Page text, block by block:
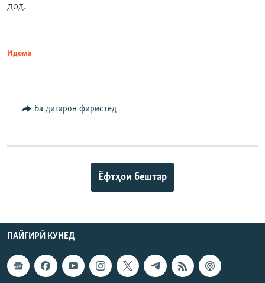
дод.
Идома
Ба дигарон фиристед
Ёфтҳои бештар
ПАЙГИРӢ КУНЕД